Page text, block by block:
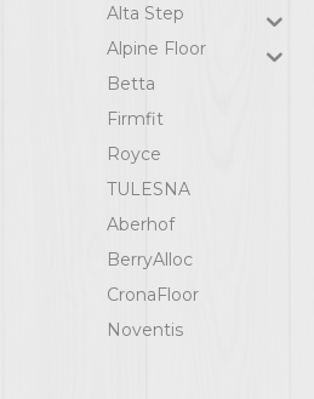
Alta Step
Alpine Floor
Betta
Firmfit
Royce
TULESNA
Aberhof
BerryAlloc
CronaFloor
Noventis